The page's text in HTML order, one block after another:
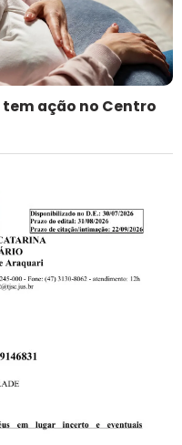
ação no Centro